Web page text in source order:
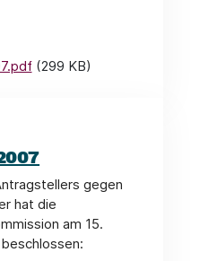
(299 KB)
gegen
hat die
am 15.